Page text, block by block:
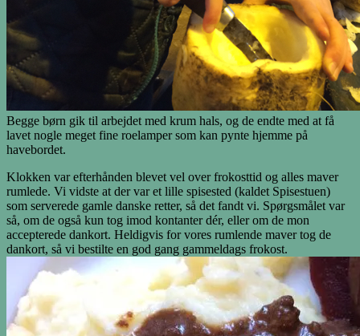
Begge børn gik til arbejdet med krum hals, og de endte med at få
lavet nogle meget fine roelamper som kan pynte hjemme på
havebordet.
Klokken var efterhånden blevet vel over frokosttid og alles maver
rumlede. Vi vidste at der var et lille spisested (kaldet Spisestuen)
som serverede gamle danske retter, så det fandt vi. Spørgsmålet var
så, om de også kun tog imod kontanter dér, eller om de mon
accepterede dankort. Heldigvis for vores rumlende maver tog de
dankort, så vi bestilte en god gang gammeldags frokost.